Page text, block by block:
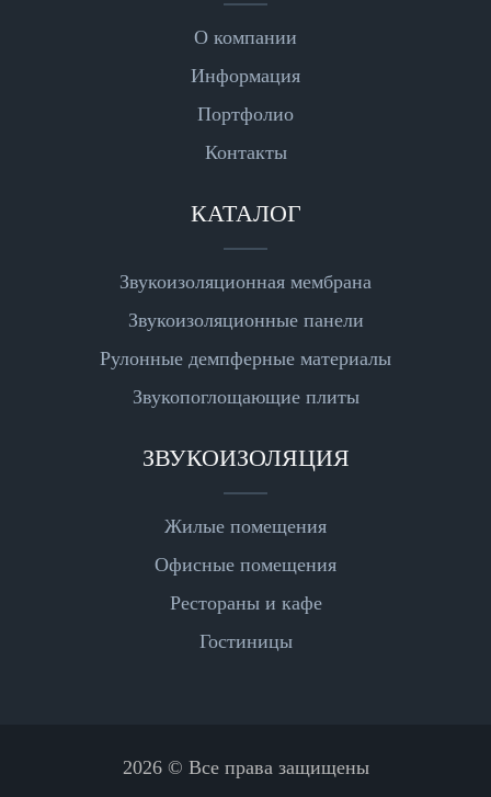
О компании
Информация
Портфолио
Контакты
КАТАЛОГ
Звукоизоляционная мембрана
Звукоизоляционные панели
Рулонные демпферные материалы
Звукопоглощающие плиты
ЗВУКОИЗОЛЯЦИЯ
Жилые помещения
Офисные помещения
Рестораны и кафе
Гостиницы
2026 © Все права защищены